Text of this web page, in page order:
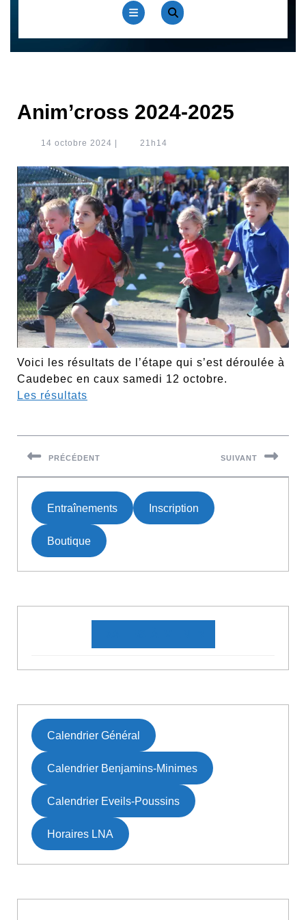
Open
Button
Anim’cross 2024-2025
14 octobre 2024 14
2024
21h14
Voici les résultats de l’étape qui s’est déroulée à
Caudebec en caux samedi 12 octobre.
Les résultats
Navigation
de
l’article
PRÉCÉDENT
post:
SUIVANT
post:
Entraînements Inscription
Boutique
Calendrier Général
Calendrier Benjamins-Minimes
Calendrier Eveils-Poussins
Horaires LNA